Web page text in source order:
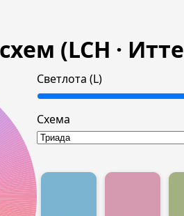
(LCH ·
Светлота (L)
Схема